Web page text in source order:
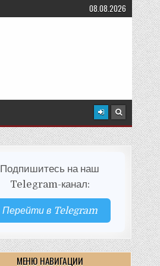
08.08.2026
Подпишитесь на наш
Telegram-канал:
Перейти в Telegram
МЕНЮ НАВИГАЦИИ